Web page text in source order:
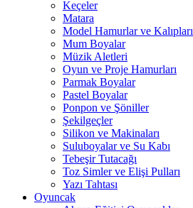
Keçeler
Matara
Model Hamurlar ve Kalıpları
Mum Boyalar
Müzik Aletleri
Oyun ve Proje Hamurları
Parmak Boyalar
Pastel Boyalar
Ponpon ve Şöniller
Şekilgeçler
Silikon ve Makinaları
Suluboyalar ve Su Kabı
Tebeşir Tutacağı
Toz Simler ve Elişi Pulları
Yazı Tahtası
Oyuncak